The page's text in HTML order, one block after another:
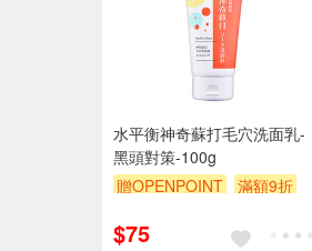
水平衡神奇蘇打毛穴洗面乳-
黑頭對策-100g
贈OPENPOINT
滿額9折
$75